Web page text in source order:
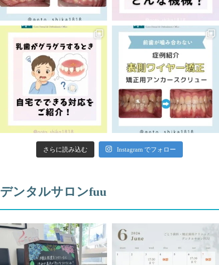
さらに読み込む Instagram でフォロー
デンタルサロンfuu